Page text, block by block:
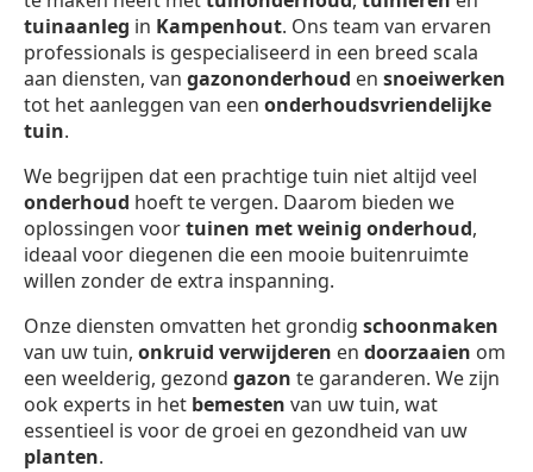
tuinaanleg in Kampenhout. Ons team van ervaren
professionals is gespecialiseerd in een breed scala
aan diensten, van gazononderhoud en snoeiwerken
tot het aanleggen van een onderhoudsvriendelijke
tuin.
We begrijpen dat een prachtige tuin niet altijd veel
onderhoud hoeft te vergen. Daarom bieden we
oplossingen voortuinen met weinig onderhoud,
ideaal voor diegenen die een mooie buitenruimte
willen zonder de extra inspanning.
Onze diensten omvatten het grondig schoonmaken
van uw tuin, onkruid verwijderen en doorzaaien om
een weelderig, gezond gazon te garanderen. We zijn
ook experts in het bemesten van uw tuin, wat
essentieel is voor de groei en gezondheid van uw
planten.